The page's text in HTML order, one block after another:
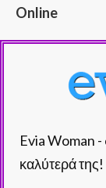
Online
Evia Woman
καλύτερά της!